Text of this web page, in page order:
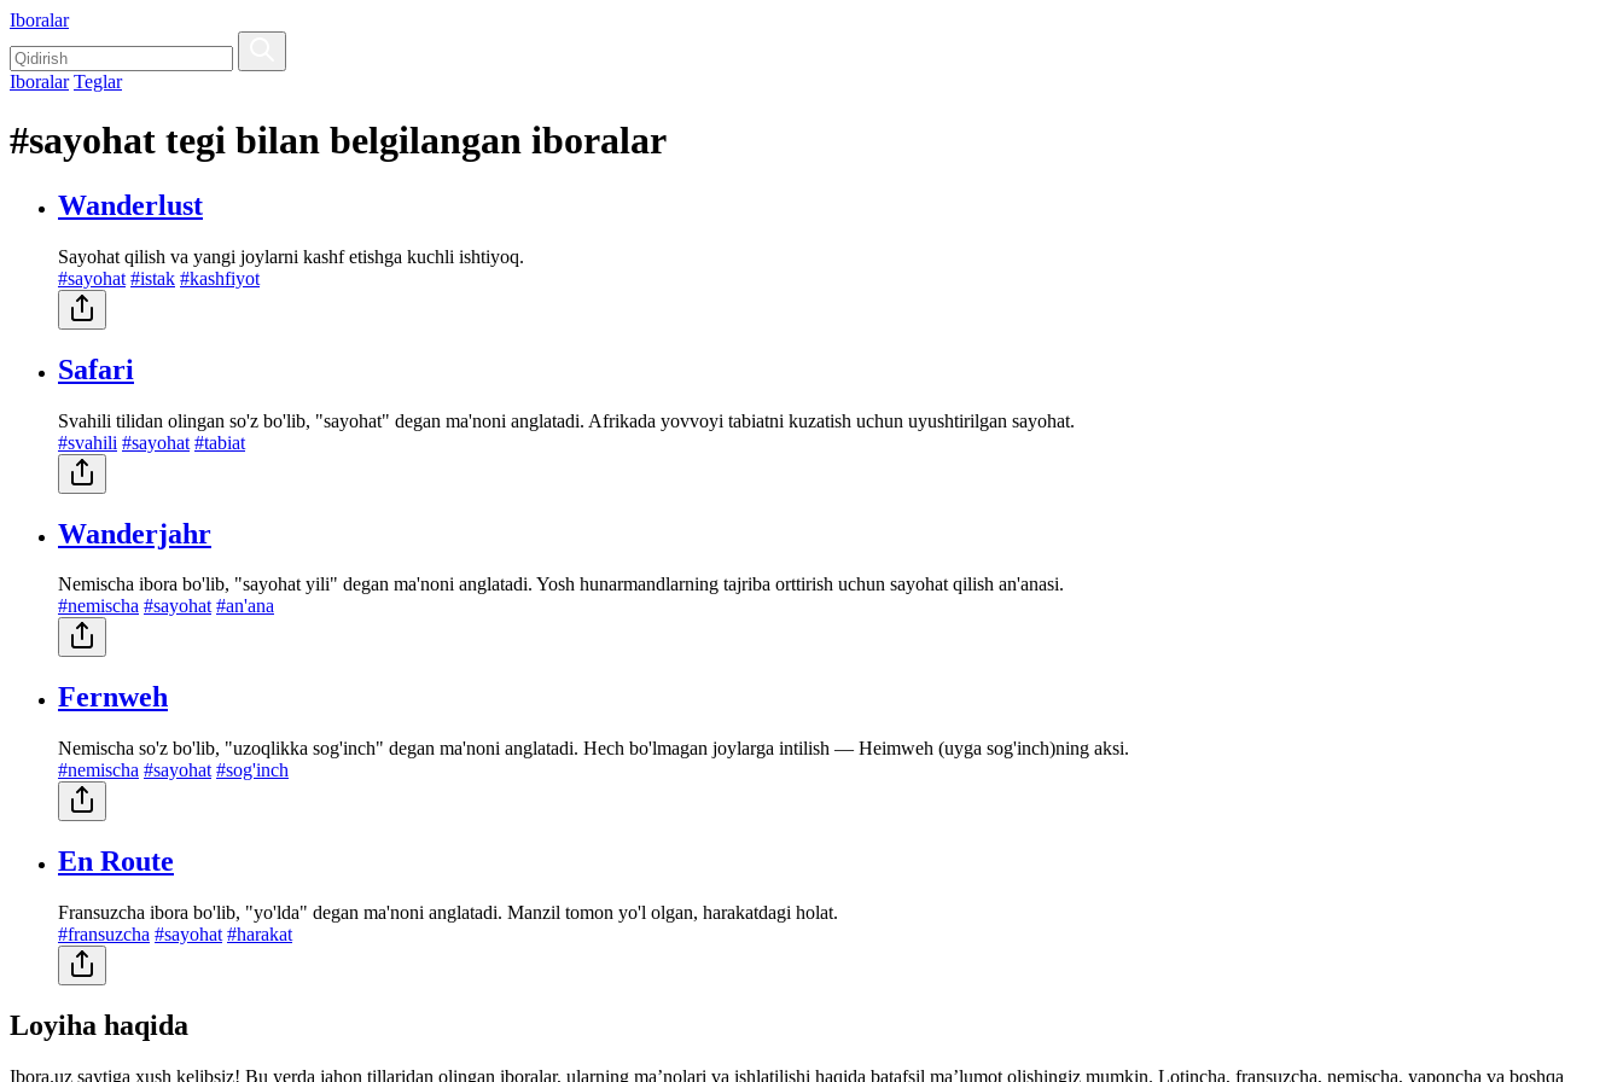
Iboralar
Iboralar Teglar
#sayohat tegi bilan belgilangan iboralar
Wanderlust
Sayohat qilish va yangi joylarni kashf etishga kuchli ishtiyoq.
#sayohat #istak #kashfiyot
Safari
Svahili tilidan olingan so'z bo'lib, "sayohat" degan ma'noni anglatadi. Afrikada yovvoyi tabiatni kuzatish uchun uyushtirilgan sayohat.
#svahili #sayohat #tabiat
Wanderjahr
Nemischa ibora bo'lib, "sayohat yili" degan ma'noni anglatadi. Yosh hunarmandlarning tajriba orttirish uchun sayohat qilish an'anasi.
#nemischa #sayohat #an'ana
Fernweh
Nemischa so'z bo'lib, "uzoqlikka sog'inch" degan ma'noni anglatadi. Hech bo'lmagan joylarga intilish — Heimweh (uyga sog'inch)ning aksi.
#nemischa #sayohat #sog'inch
En Route
Fransuzcha ibora bo'lib, "yo'lda" degan ma'noni anglatadi. Manzil tomon yo'l olgan, harakatdagi holat.
#fransuzcha #sayohat #harakat
Loyiha haqida
Ibora.uz saytiga xush kelibsiz! Bu yerda jahon tillaridan olingan iboralar, ularning maʼnolari va ishlatilishi haqida batafsil maʼlumot olishingiz mumkin. Lotincha, fransuzcha, nemischa, yaponcha va boshqa